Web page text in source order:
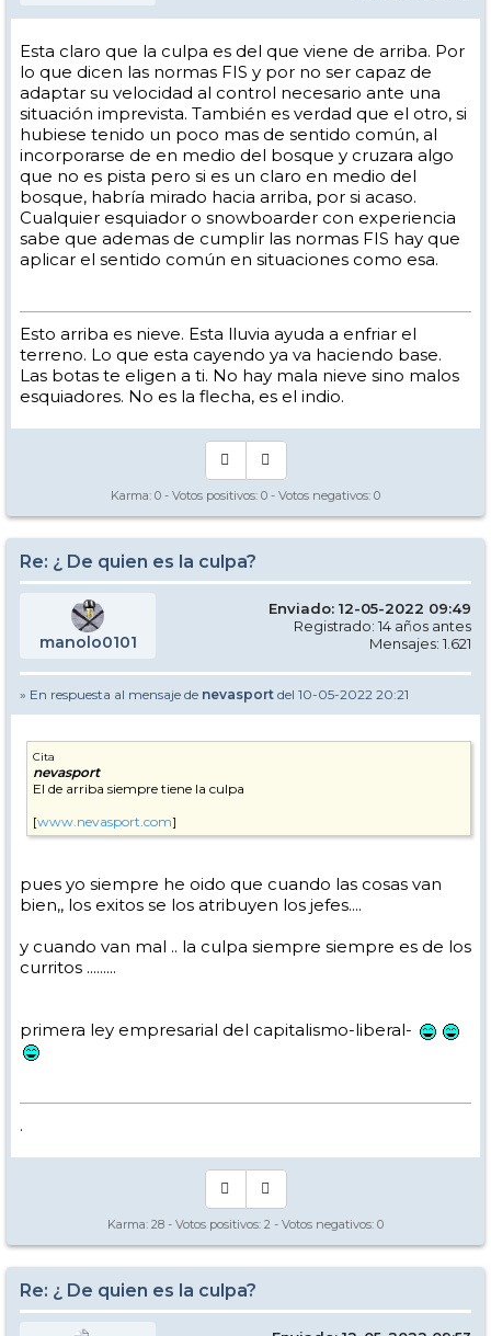
Esta claro que la culpa es del que viene de arriba. Por
lo que dicen las normas FIS y por no ser capaz de
adaptar su velocidad al control necesario ante una
situación imprevista. También es verdad que el otro, si
hubiese tenido un poco mas de sentido común, al
incorporarse de en medio del bosque y cruzara algo
que no es pista pero si es un claro en medio del
bosque, habría mirado hacia arriba, por si acaso.
Cualquier esquiador o snowboarder con experiencia
sabe que ademas de cumplir las normas FIS hay que
aplicar el sentido común en situaciones como esa.
Esto arriba es nieve. Esta lluvia ayuda a enfriar el
terreno. Lo que esta cayendo ya va haciendo base.
Las botas te eligen a ti. No hay mala nieve sino malos
esquiadores. No es la flecha, es el indio.
Karma: 0 - Votos positivos: 0 - Votos negativos: 0
Re: ¿ De quien es la culpa?
manolo0101
Enviado: 12-05-2022 09:49
Registrado: 14 años antes
Mensajes: 1.621
» En respuesta al mensaje de nevasport del 10-05-2022 20:21
Cita
nevasport
El de arriba siempre tiene la culpa
[www.nevasport.com]
pues yo siempre he oido que cuando las cosas van
bien,, los exitos se los atribuyen los jefes....
y cuando van mal .. la culpa siempre siempre es de los
curritos .........
primera ley empresarial del capitalismo-liberal-
.
Karma: 28 - Votos positivos: 2 - Votos negativos: 0
Re: ¿ De quien es la culpa?